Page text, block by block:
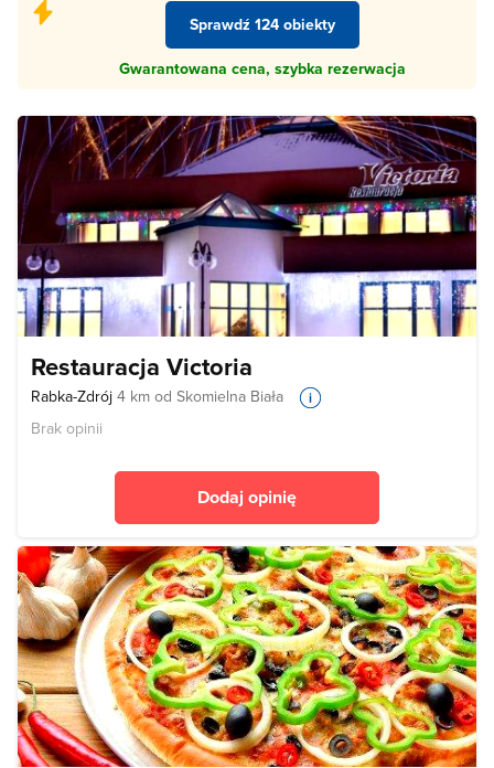
Sprawdź 124 obiekty
Gwarantowana cena, szybka rezerwacja
Restauracja Victoria
Rabka-Zdrój 4 km od Skomielna Biała
Brak opinii
Dodaj opinię